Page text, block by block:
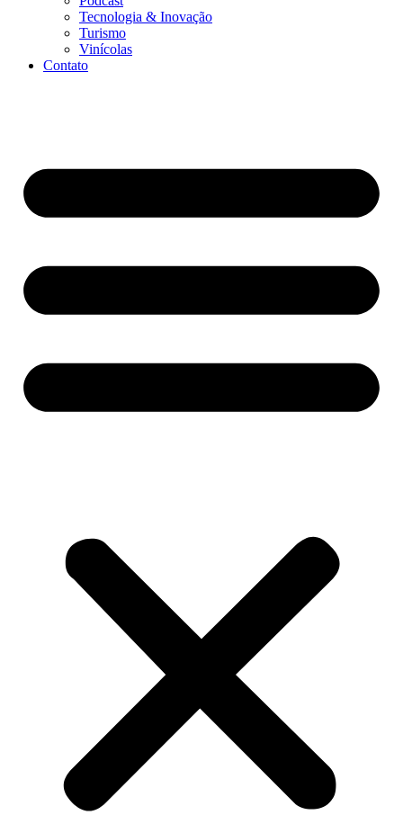
Tecnologia & Inovação
Turismo
Vinícolas
Contato